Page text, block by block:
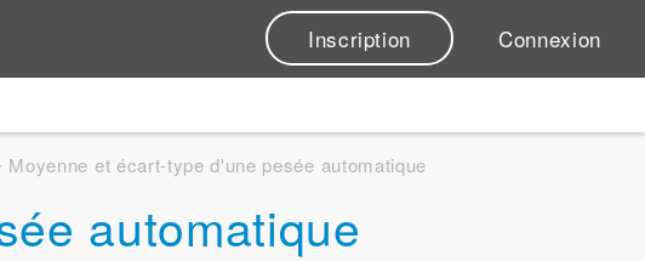
Inscription Connexion
Moyenne et écart-type d'une pesée automatique
automatique